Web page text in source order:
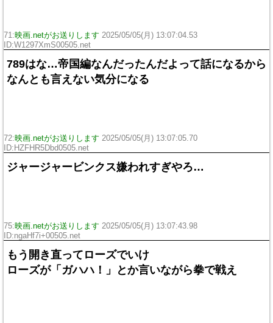
71:映画.netがお送りします 2025/05/05(月) 13:07:04.53
ID:W1297XmS00505.net
789はな…帝国編なんだったんだよって話になるから
なんとも言えない気分になる
72:映画.netがお送りします 2025/05/05(月) 13:07:05.70
ID:HZFHR5Dbd0505.net
ジャージャービンクス嫌われすぎやろ…
75:映画.netがお送りします 2025/05/05(月) 13:07:43.98
ID:ngaHf7i+00505.net
もう開き直ってローズでいけ
ローズが「ガハハ！」とか言いながら拳で戦え